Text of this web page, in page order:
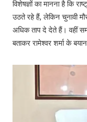
विशेषज्ञों का मानना है कि
उठते रहे हैं, लेकिन चुनावी
अधिक ताप दे देते हैं। वहीं
बताकर रामेश्वर शर्मा के